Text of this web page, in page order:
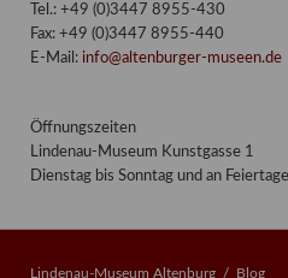
Tel.: +49 (0)3447 8955-430
Fax: +49 (0)3447 8955-440
E-Mail: info@altenburger-museen.de
Öffnungszeiten
Lindenau-Museum Kunstgasse 1
Dienstag bis Sonntag und an
Lindenau-Museum Altenburg Blog